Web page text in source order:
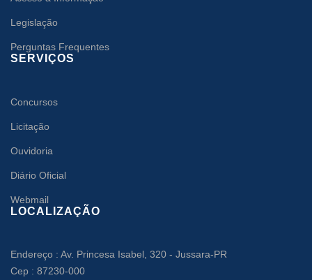
Legislação
Perguntas Frequentes
SERVIÇOS
Concursos
Licitação
Ouvidoria
Diário Oficial
Webmail
LOCALIZAÇÃO
Endereço : Av. Princesa Isabel, 320 - Jussara-PR
Cep : 87230-000